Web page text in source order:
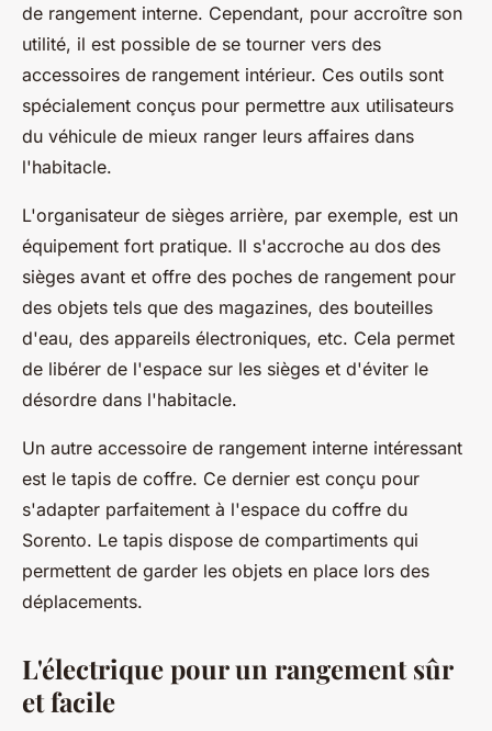
de rangement interne. Cependant, pour accroître son
utilité, il est possible de se tourner vers des
accessoires de rangement intérieur. Ces outils sont
spécialement conçus pour permettre aux utilisateurs
du véhicule de mieux ranger leurs affaires dans
l'habitacle.
L'organisateur de sièges arrière, par exemple, est un
équipement fort pratique. Il s'accroche au dos des
sièges avant et offre des poches de rangement pour
des objets tels que des magazines, des bouteilles
d'eau, des appareils électroniques, etc. Cela permet
de libérer de l'espace sur les sièges et d'éviter le
désordre dans l'habitacle.
Un autre accessoire de rangement interne intéressant
est le tapis de coffre. Ce dernier est conçu pour
s'adapter parfaitement à l'espace du coffre du
Sorento. Le tapis dispose de compartiments qui
permettent de garder les objets en place lors des
déplacements.
L'électrique pour un rangement sûr
et facile